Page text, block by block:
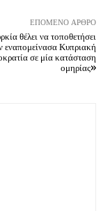
ΕΠΌΜΕΝΟ ΆΡΘΡΟ
θέλει να τοποθετήσει
εναπομείνασα Κυπριακή
σε μία κατάσταση
ομηρίας»